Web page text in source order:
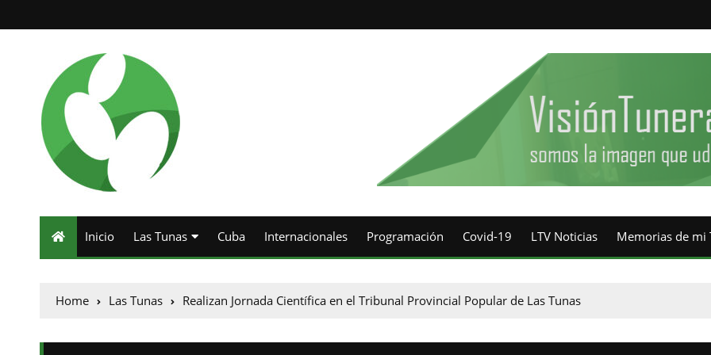
Inicio Las Tunas Cuba Internacionales Programación Covid-19 LTV Noticias Memorias de mi
Home Las Tunas Realizan Jornada Científica en el Tribunal Provincial Popular de Las Tunas